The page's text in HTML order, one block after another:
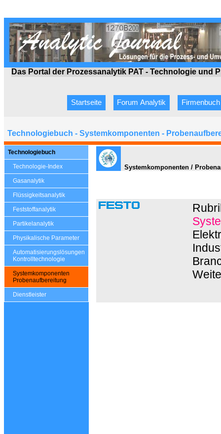
Das Portal der Prozessanalytik PAT - Technologie und
Startseite Forum Analytik Firmenbuch
Technologiebuch - Systemkomponenten -
Technologiebuch
Technologie-Index
Gasanalytik
Flüssigkeitsanalytik
Feststoffanalytik
Partikelanalytik
Physikalische Parameter
Automatisierungslösungen
Kontrolltechnologie
Systemkomponenten
Probenaufbereitung
Dienstleister
Systemkomponenten /